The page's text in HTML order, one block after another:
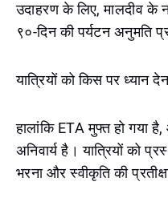
उदाहरण के लिए, मालदीव के
९०-दिन की पर्यटन अनुमति
यात्रियों को किस पर ध्यान
हालांकि ETA मुफ्त हो गया
अनिवार्य है। यात्रियों को
भरना और स्वीकृति की